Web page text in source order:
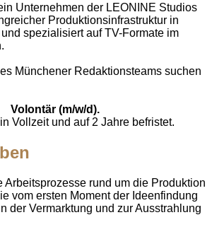
Unternehmen der LEONINE Studios
Produktionsinfrastruktur in
spezialisiert auf TV-Formate im
Münchener Redaktionsteams suchen
Volontär (m/w/d).
Vollzeit und auf 2 Jahre befristet.
Arbeitsprozesse rund um die Produktion
vom ersten Moment der Ideenfindung
der Vermarktung und zur Ausstrahlung